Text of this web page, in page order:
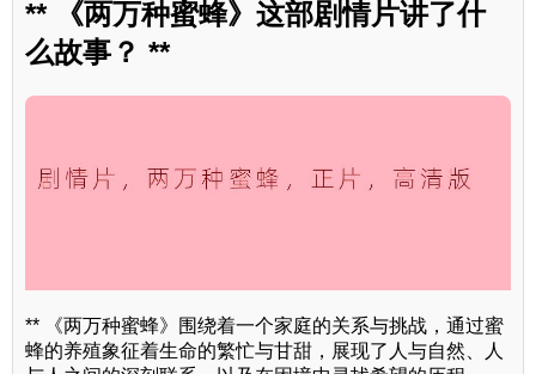
** 《两万种蜜蜂》这部剧情片讲了什
么故事？ **
** 《两万种蜜蜂》围绕着一个家庭的关系与挑战，通过蜜
蜂的养殖象征着生命的繁忙与甘甜，展现了人与自然、人